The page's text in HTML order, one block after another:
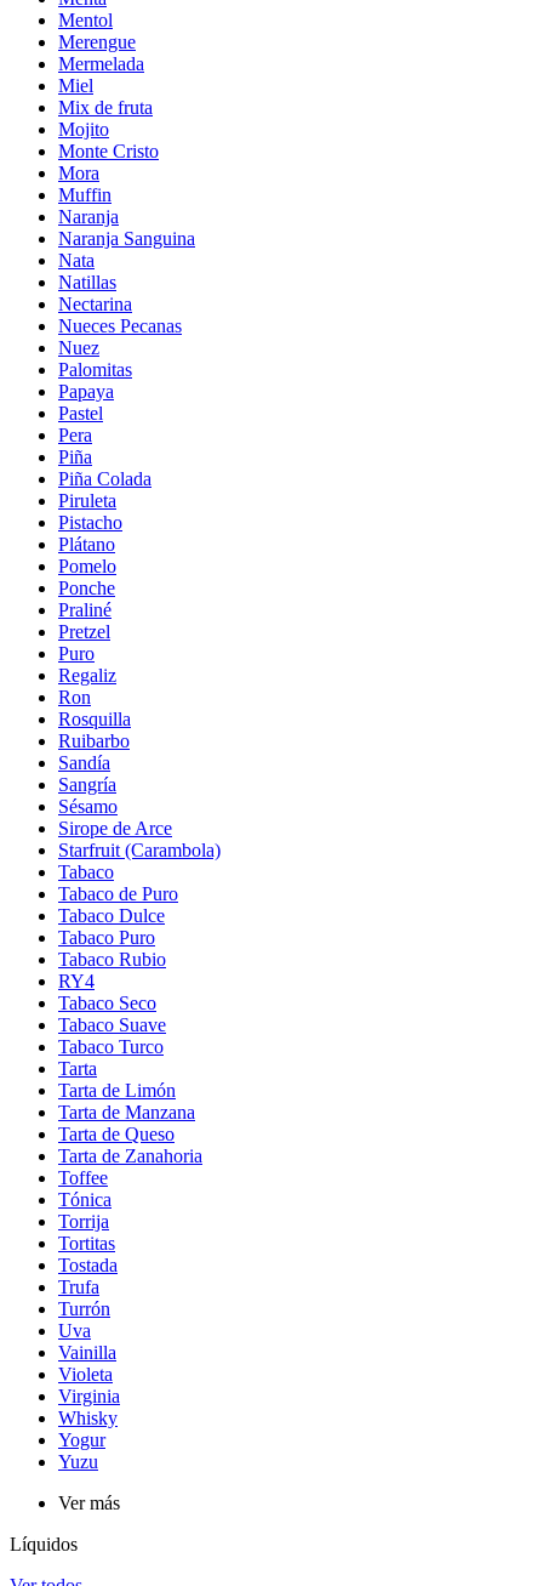
Mentol
Merengue
Mermelada
Miel
Mix de fruta
Mojito
Monte Cristo
Mora
Muffin
Naranja
Naranja Sanguina
Nata
Natillas
Nectarina
Nueces Pecanas
Nuez
Palomitas
Papaya
Pastel
Pera
Piña
Piña Colada
Piruleta
Pistacho
Plátano
Pomelo
Ponche
Praliné
Pretzel
Puro
Regaliz
Ron
Rosquilla
Ruibarbo
Sandía
Sangría
Sésamo
Sirope de Arce
Starfruit (Carambola)
Tabaco
Tabaco de Puro
Tabaco Dulce
Tabaco Puro
Tabaco Rubio
RY4
Tabaco Seco
Tabaco Suave
Tabaco Turco
Tarta
Tarta de Limón
Tarta de Manzana
Tarta de Queso
Tarta de Zanahoria
Toffee
Tónica
Torrija
Tortitas
Tostada
Trufa
Turrón
Uva
Vainilla
Violeta
Virginia
Whisky
Yogur
Yuzu
Ver más
Líquidos